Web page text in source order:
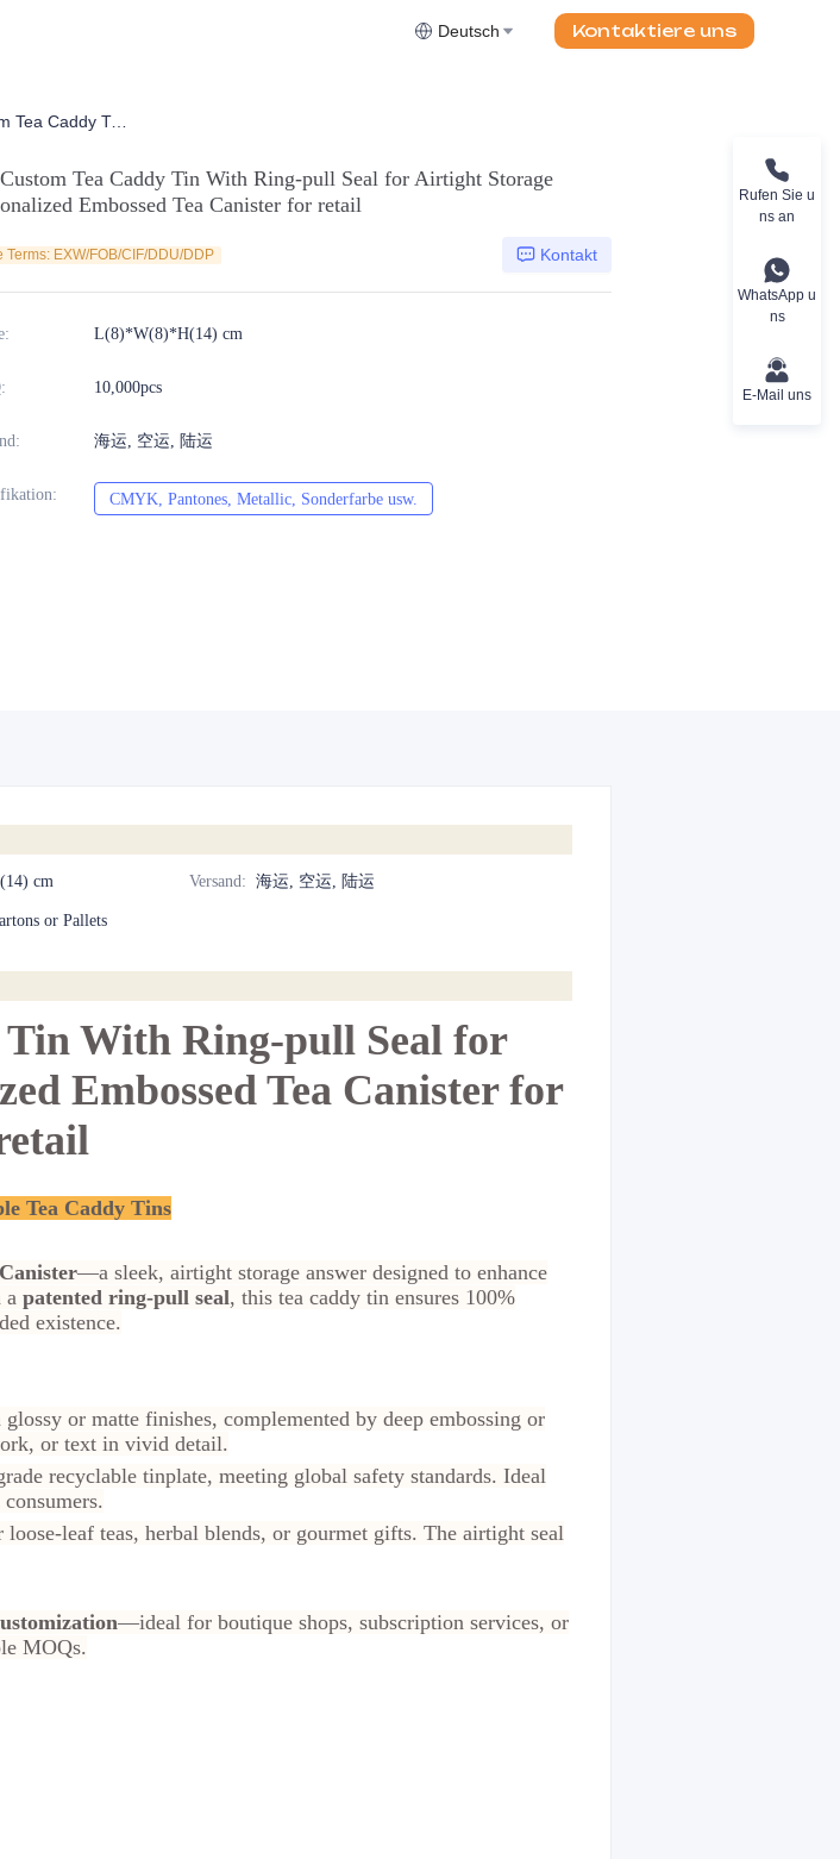
Deutsch Kontaktiere uns
UK Custom Tea Caddy Tin With Ring-pull Seal for Airtight Storage Personalized Embossed Tea Canister for retail
Tea Caddy Tin With Ring-pull Seal for Airtight Storage
Embossed Tea Canister for retail
Terms: EXW/FOB/CIF/DDU/DDP Kontakt
: L(8)*W(8)*H(14) cm
: 10,000pcs
: 海运, 空运, 陆运
: CMYK, Pantones, Metallic, Sonderfarbe usw.
cm Versand: 海运, 空运, 陆运
or Pallets
With Ring-pull Seal for
Embossed Tea Canister for
Tea Caddy Tins
—a sleek, airtight storage answer designed to enhance
a patented ring-pull seal, this tea caddy tin ensures 100%
existence.
or matte finishes, complemented by deep embossing or
or text in vivid detail.
recyclable tinplate, meeting global safety standards. Ideal
leaf teas, herbal blends, or gourmet gifts. The airtight seal
—ideal for boutique shops, subscription services, or
MOQs.
Rufen Sie u
ns an
WhatsApp u
ns
E-Mail uns